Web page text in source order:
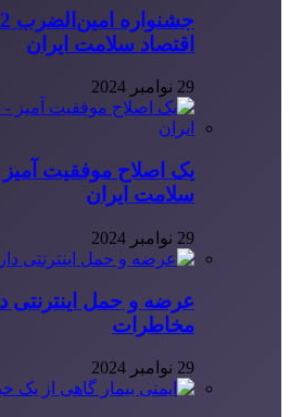
اقتصاد سلامت ایران
29 نوامبر 2024
یک اصلاح موفقیت
سلامت ایران
29 نوامبر 2024
عرضه و حمل اینترنتی
مخاطرات
29 نوامبر 2024